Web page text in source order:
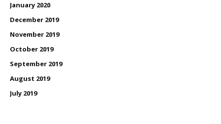
January 2020
December 2019
November 2019
October 2019
September 2019
August 2019
July 2019